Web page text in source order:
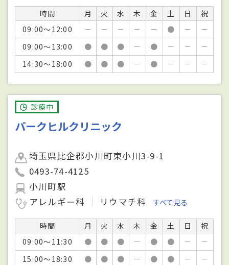
時間 月 火 水 木 金 土 日
祝
09:00～12:00
－ － － － － ● －
－
09:00～13:00
● ● ● － ● － －
－
14:30～18:00
● ● ● － ● － － －
診療中
パークヒルクリニック
埼玉県比企郡小川町東小川3-9-1
0493-74-4125
小川町駅
アレルギー科
リウマチ科 すべて見る
時間 月 火 水 木 金 土 日
祝
09:00～11:30
● ● ● － ● ● －
－
15:00～18:30
● ● ● － ● ● － －